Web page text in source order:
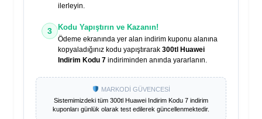
ilerleyin.
3 Kodu Yapıştırın ve Kazanın!
Ödeme ekranında yer alan indirim kuponu alanına
kopyaladığınız kodu yapıştırarak 300tl Huawei
Indirim Kodu 7 indiriminden anında yararlanın.
MARKODİ GÜVENCESİ
Sistemimizdeki tüm 300tl Huawei Indirim Kodu 7 indirim
kuponları günlük olarak test edilerek güncellenmektedir.